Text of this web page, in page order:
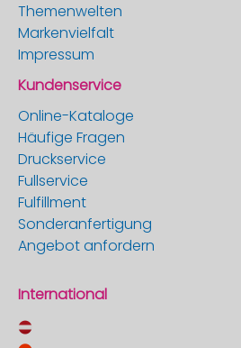
Themenwelten
Markenvielfalt
Impressum
Kundenservice
Online-Kataloge
Häufige Fragen
Druckservice
Fullservice
Fulfillment
Sonderanfertigung
Angebot anfordern
International